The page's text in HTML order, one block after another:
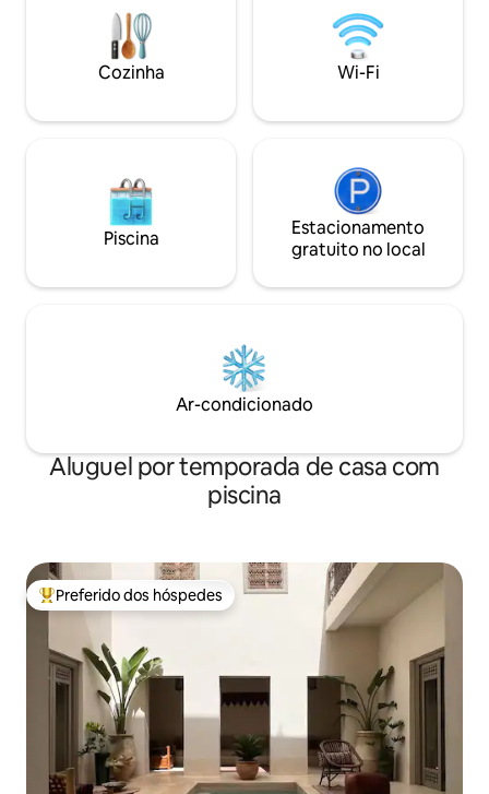
Recentemente nomeado nos 42
melhores AirBnbs com piscinas da
Condé Nast Traveller. Serviço de
concierge fornecido.
relaxe com uma
terraço.
Cozinha Wi-Fi
Piscina
Estacionamento
gratuito no local
Ar-condicionado
Aluguel por temporada de casa com
piscina
Entre os melhores preferidos dos hóspedes
Preferido dos hóspedes